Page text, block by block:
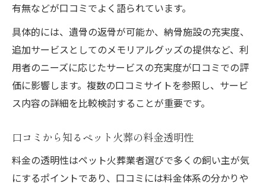
有無などが口コミでよく語られています。
具体的には、遺骨の返骨が可能か、納骨施設の充実度、
追加サービスとしてのメモリアルグッズの提供など、利
用者のニーズに応じたサービスの充実度が口コミでの評
価に影響します。複数の口コミサイトを参照し、サービ
ス内容の詳細を比較検討することが重要です。
口コミから知るペット火葬の料金透明性
料金の透明性はペット火葬業者選びで多くの飼い主が気
にするポイントであり、口コミには料金体系の分かりや